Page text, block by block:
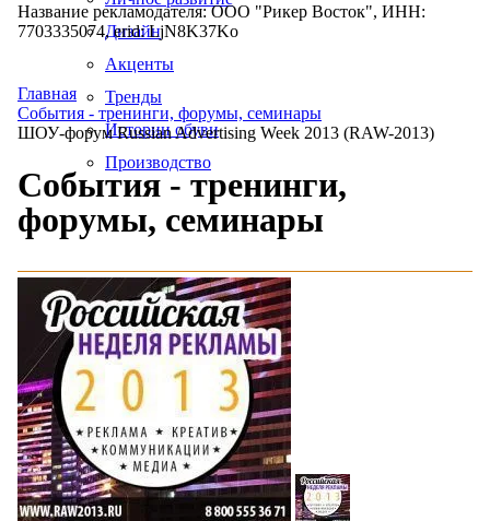
Дизайн
Акценты
Тренды
Истории обуви
Производство
Название рекламодателя: ООО "Рикер Восток", ИНН:
7703335074, erid: LjN8K37Ko
Главная
События - тренинги, форумы, семинары
ШОУ-форум Russian Advertising Week 2013 (RAW-2013)
События - тренинги,
форумы, семинары